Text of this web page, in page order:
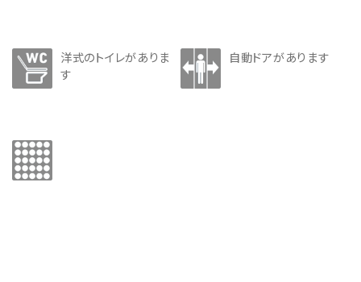
洋式のトイレがありま
す
自動ドアがあります